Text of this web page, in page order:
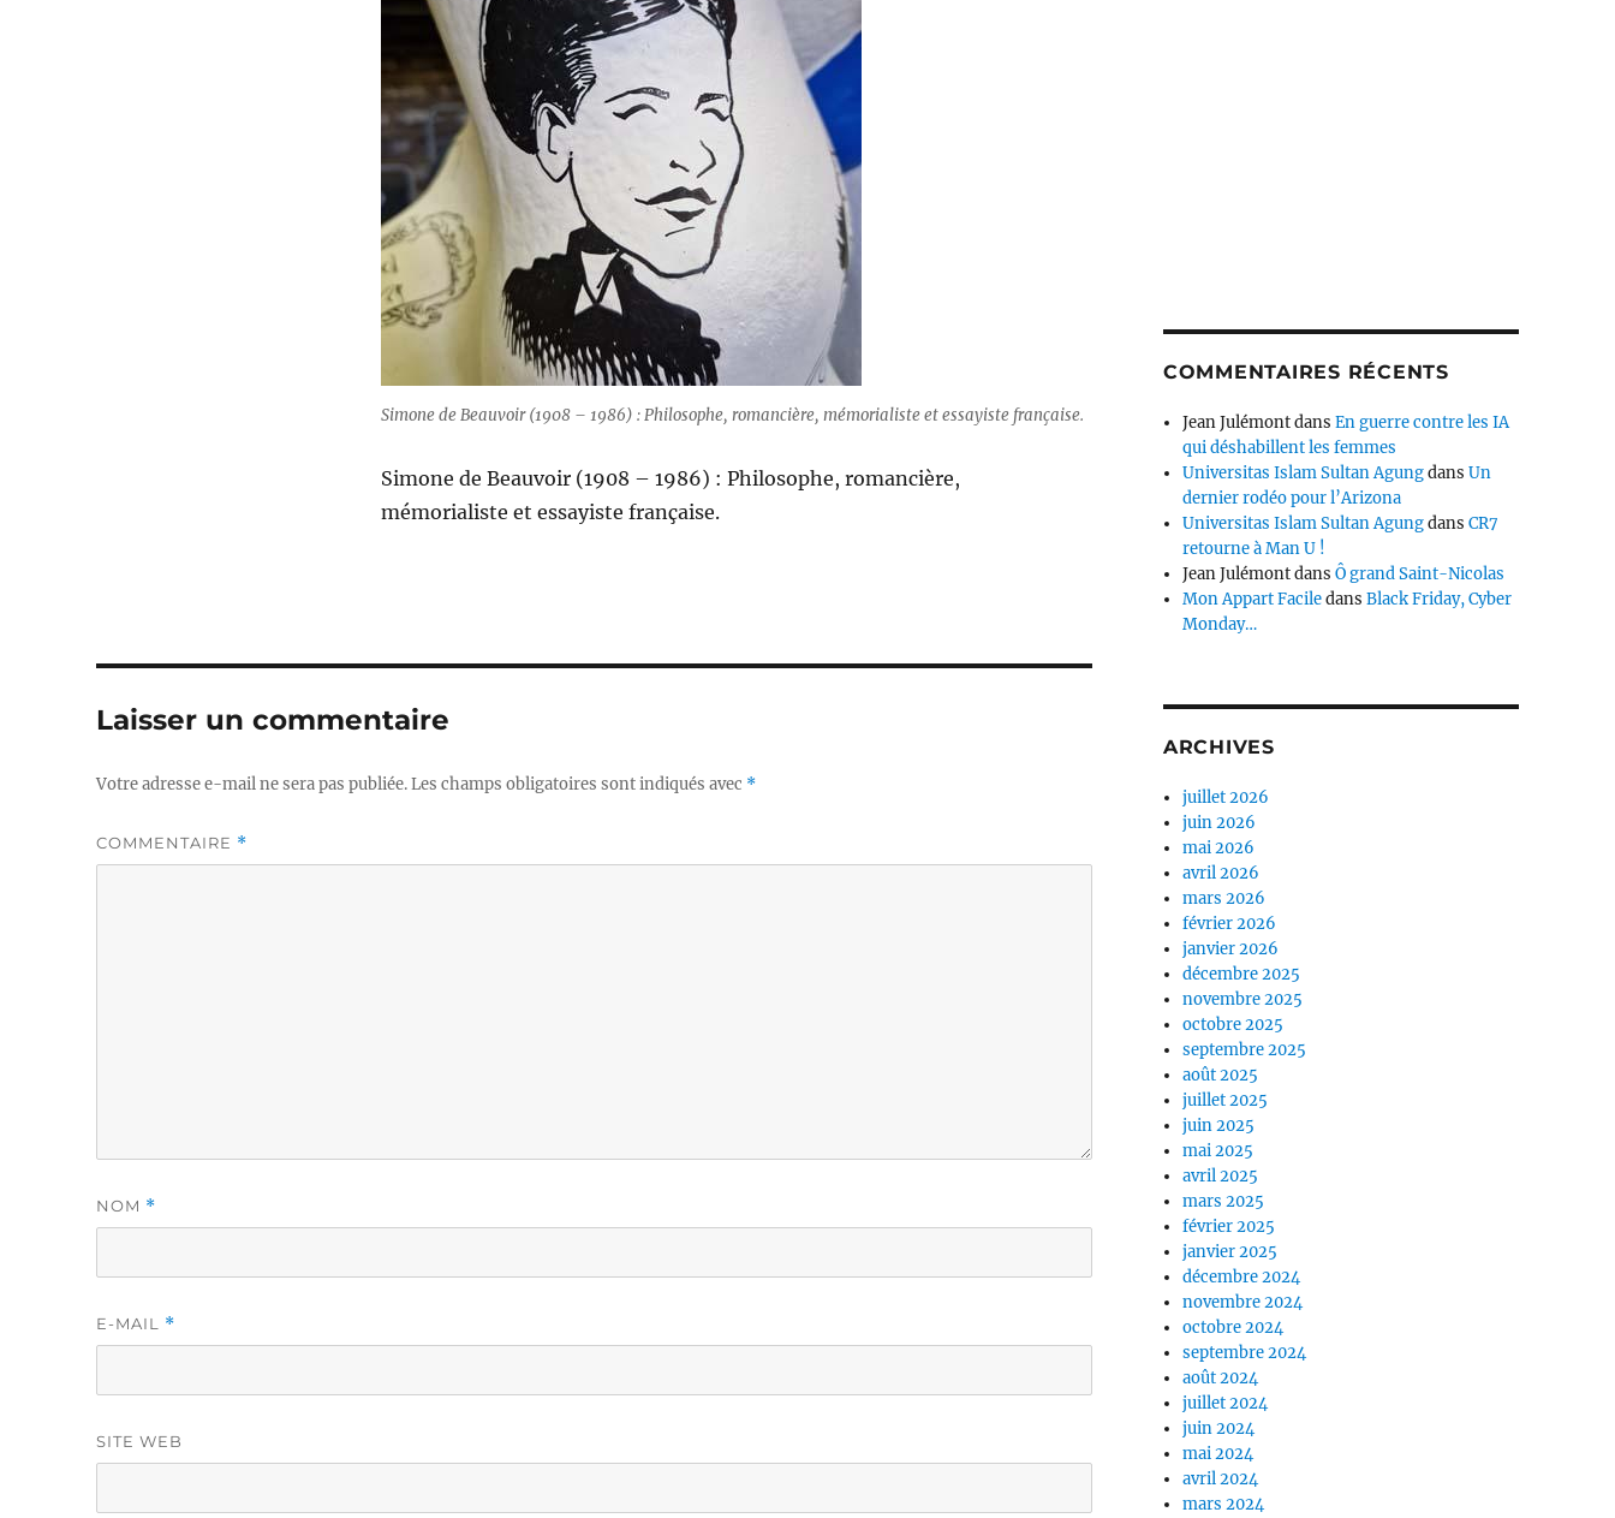
Simone de Beauvoir (1908 – 1986) : Philosophe, romancière, mémorialiste et essayiste française.
Simone de Beauvoir (1908 – 1986) : Philosophe, romancière,
mémorialiste et essayiste française.
Laisser un commentaire
Votre adresse e-mail ne sera pas publiée.Les champs obligatoires sont indiqués avec *
COMMENTAIRE *
NOM *
E-MAIL *
SITE WEB
COMMENTAIRES RÉCENTS
Jean JulémontdansEn guerre contre les IA
qui déshabillent les femmes
Universitas Islam Sultan AgungdansUn
dernier rodéo pour l’Arizona
Universitas Islam Sultan AgungdansCR7
retourne à Man U !
Jean JulémontdansÔ grand Saint-Nicolas
Mon Appart FaciledansBlack Friday, Cyber
Monday…
ARCHIVES
juillet 2026
juin 2026
mai 2026
avril 2026
mars 2026
février 2026
janvier 2026
décembre 2025
novembre 2025
octobre 2025
septembre 2025
août 2025
juillet 2025
juin 2025
mai 2025
avril 2025
mars 2025
février 2025
janvier 2025
décembre 2024
novembre 2024
octobre 2024
septembre 2024
août 2024
juillet 2024
juin 2024
mai 2024
avril 2024
mars 2024